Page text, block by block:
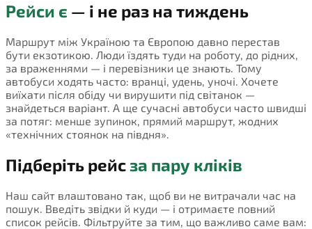
Рейси є — і не раз на тиждень
Маршрут між Україною та Європою давно перестав
бути екзотикою. Люди їздять туди на роботу, до рідних,
за враженнями — і перевізники це знають. Тому
автобуси ходять часто: вранці, удень, уночі. Хочете
виїхати після обіду чи вирушити під світанок —
знайдеться варіант. А ще сучасні автобуси часто швидші
за потяг: менше зупинок, прямий маршрут, жодних
«технічних стоянок на півдня».
Підберіть рейсза пару кліків
Наш сайт влаштовано так, щоб ви не витрачали час на
пошук. Введіть звідки й куди — і отримаєте повний
список рейсів. Фільтруйте за тим, що важливо саме вам: